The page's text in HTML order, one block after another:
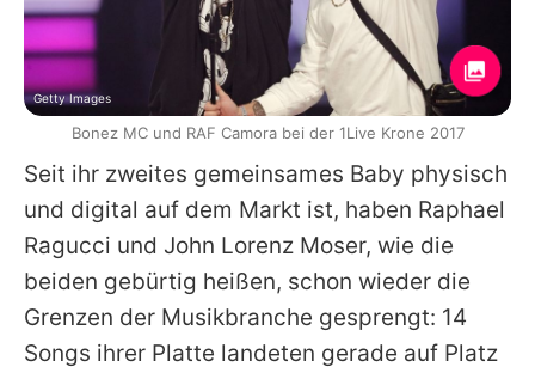
Seit ihr zweites gemeinsames Baby physisch
und digital auf dem Markt ist, haben Raphael
Ragucci und John Lorenz Moser, wie die
beiden gebürtig heißen, schon wieder die
Grenzen der Musikbranche gesprengt: 14
Songs ihrer Platte landeten gerade auf Platz
Getty Images
Bonez MC und RAF Camora bei der 1Live Krone 2017